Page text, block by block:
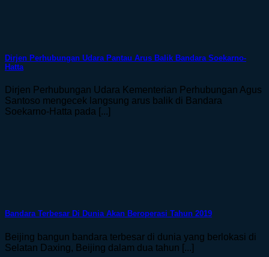
Dirjen Perhubungan Udara Pantau Arus Balik Bandara Soekarno-
Hatta
Dirjen Perhubungan Udara Kementerian Perhubungan Agus
Santoso mengecek langsung arus balik di Bandara
Soekarno-Hatta pada [...]
Bandara Terbesar Di Dunia Akan Beroperasi Tahun 2019
Beijing bangun bandara terbesar di dunia yang berlokasi di
Selatan Daxing, Beijing dalam dua tahun [...]